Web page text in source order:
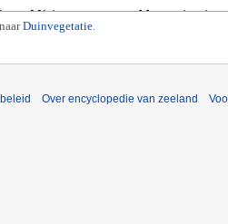
Duinvegetatie.
Over encyclopedie van zeeland